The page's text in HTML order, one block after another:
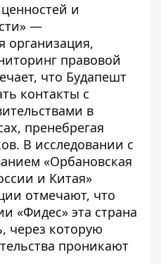
и
—
организация,
правовой
что Будапешт
контакты с
в
пренебрегая
В исследовании с
«Орбановская
и Китая»
отмечают, что
«Фидес» эта страна
, через которую
проникают